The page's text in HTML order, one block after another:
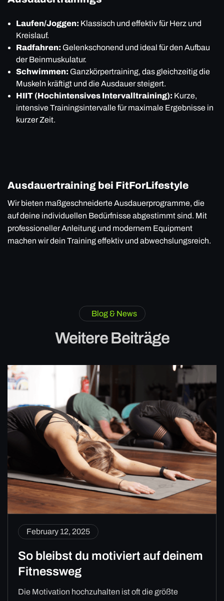
Laufen/Joggen: Klassisch und effektiv für Herz und
Kreislauf.
Radfahren: Gelenkschonend und ideal für den Aufbau
der Beinmuskulatur.
Schwimmen: Ganzkörpertraining, das gleichzeitig die
Muskeln kräftigt und die Ausdauer steigert.
HIIT (Hochintensives Intervalltraining): Kurze,
intensive Trainingsintervalle für maximale Ergebnisse in
kurzer Zeit.
Ausdauertraining bei FitForLifestyle
Wir bieten maßgeschneiderte Ausdauerprogramme, die
auf deine individuellen Bedürfnisse abgestimmt sind. Mit
professioneller Anleitung und modernem Equipment
machen wir dein Training effektiv und abwechslungsreich.
Blog & News
Weitere Beiträge
February 12, 2025
So bleibst du motiviert auf deinem
Fitnessweg
Die Motivation hochzuhalten ist oft die größte